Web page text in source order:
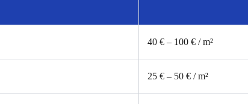
40 € – 100 € / m²
25 € – 50 € / m²